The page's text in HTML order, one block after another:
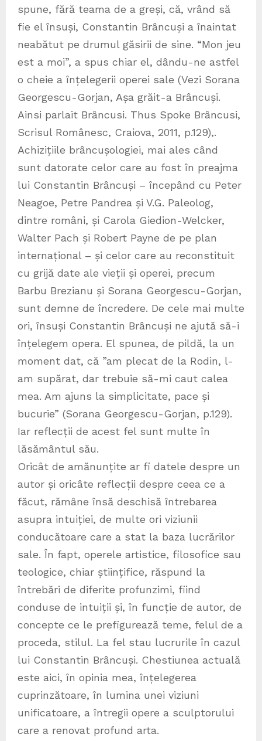
spune, fără teama de a greși, că, vrând să
fie el însuși, Constantin Brâncuși a înaintat
neabătut pe drumul găsirii de sine. “Mon jeu
est a moi”, a spus chiar el, dându-ne astfel
o cheie a înțelegerii operei sale (Vezi Sorana
Georgescu-Gorjan, Așa grăit-a Brâncuși.
Ainsi parlait Brâncusi. Thus Spoke Brâncusi,
Scrisul Românesc, Craiova, 2011, p.129),.
Achizițiile brâncușologiei, mai ales când
sunt datorate celor care au fost în preajma
lui Constantin Brâncuși – începând cu Peter
Neagoe, Petre Pandrea și V.G. Paleolog,
dintre români, și Carola Giedion-Welcker,
Walter Pach și Robert Payne de pe plan
internațional – și celor care au reconstituit
cu grijă date ale vieții și operei, precum
Barbu Brezianu și Sorana Georgescu-Gorjan,
sunt demne de încredere. De cele mai multe
ori, însuși Constantin Brâncuși ne ajută să-i
înțelegem opera. El spunea, de pildă, la un
moment dat, că ”am plecat de la Rodin, l-
am supărat, dar trebuie să-mi caut calea
mea. Am ajuns la simplicitate, pace și
bucurie” (Sorana Georgescu-Gorjan, p.129).
Iar reflecții de acest fel sunt multe în
lăsământul său.
Oricât de amănunțite ar fi datele despre un
autor și oricâte reflecții despre ceea ce a
făcut, rămâne însă deschisă întrebarea
asupra intuiției, de multe ori viziunii
conducătoare care a stat la baza lucrărilor
sale. În fapt, operele artistice, filosofice sau
teologice, chiar științifice, răspund la
întrebări de diferite profunzimi, fiind
conduse de intuiții și, în funcție de autor, de
concepte ce le prefigurează teme, felul de a
proceda, stilul. La fel stau lucrurile în cazul
lui Constantin Brâncuși. Chestiunea actuală
este aici, în opinia mea, înțelegerea
cuprinzătoare, în lumina unei viziuni
unificatoare, a întregii opere a sculptorului
care a renovat profund arta.